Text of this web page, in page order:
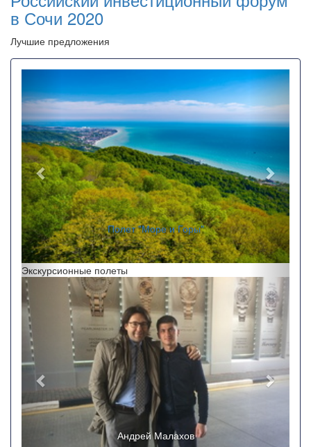
в Сочи 2020
Лучшие предложения
Полет "Море и Горы"
Экскурсионные полеты
Андрей Малахов
Назад